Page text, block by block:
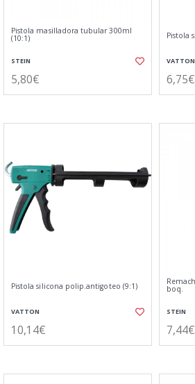
Pistola masilladora tubular 300ml
(10:1)
STEIN
5,80€
Pistola
VATTON
6,75€
Pistola silicona polip.antigoteo (9:1)
VATTON
10,14€
boq.
STEIN
7,44€